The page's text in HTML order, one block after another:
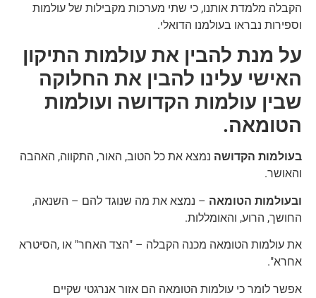
הקבלה מלמדת אותנו, כי שתי מערכות מקבילות של עולמות
וספירות נבראו בעולמנו הדואלי.
על מנת להבין את עולמות התיקון
האישי עלינו להבין את החלוקה
שבין עולמות הקדושה ועולמות
הטומאה.
בעולמות הקדושה נמצא את כל הטוב, האור, התקווה, האהבה
והאושר.
ובעולמות הטומאה – נמצא את מה שנוגד להם – השנאה,
החושך, הרוע, והאומללות.
את עולמות הטומאה מכנה הקבלה – "הצד האחר" או ,הסיטרא
אחרא".
אפשר לומר כי עולמות הטומאה הם אזור אנרגטי שקיים